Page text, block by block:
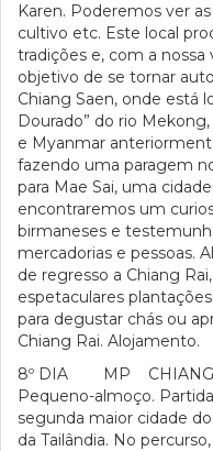
Karen. Poderemos ver
cultivo etc. Este local
tradições e, com a
objetivo de se tornar
Chiang Saen, onde está
Dourado” do rio
e Myanmar
fazendo uma paragem
para Mae Sai, uma
encontraremos um
birmaneses e
mercadorias e pessoas.
de regresso a Chiang
espetaculares
para degustar chás ou
Chiang Rai. Alojamento.
8º DIA MP CHIANG
Pequeno-almoço.
segunda maior cidade
da Tailândia. No